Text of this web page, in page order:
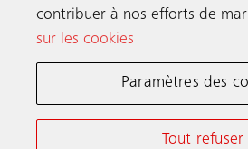
Schindler dans le monde
contribuer à nos efforts de
sur les cookies
Paramètres des
Tout refuser